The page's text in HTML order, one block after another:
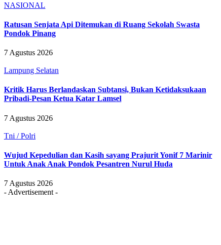
NASIONAL
Ratusan Senjata Api Ditemukan di Ruang Sekolah Swasta
Pondok Pinang
7 Agustus 2026
Lampung Selatan
Kritik Harus Berlandaskan Subtansi, Bukan Ketidaksukaan
Pribadi-Pesan Ketua Katar Lamsel
7 Agustus 2026
Tni / Polri
Wujud Kepedulian dan Kasih sayang Prajurit Yonif 7 Marinir
Untuk Anak Anak Pondok Pesantren Nurul Huda
7 Agustus 2026
- Advertisement -